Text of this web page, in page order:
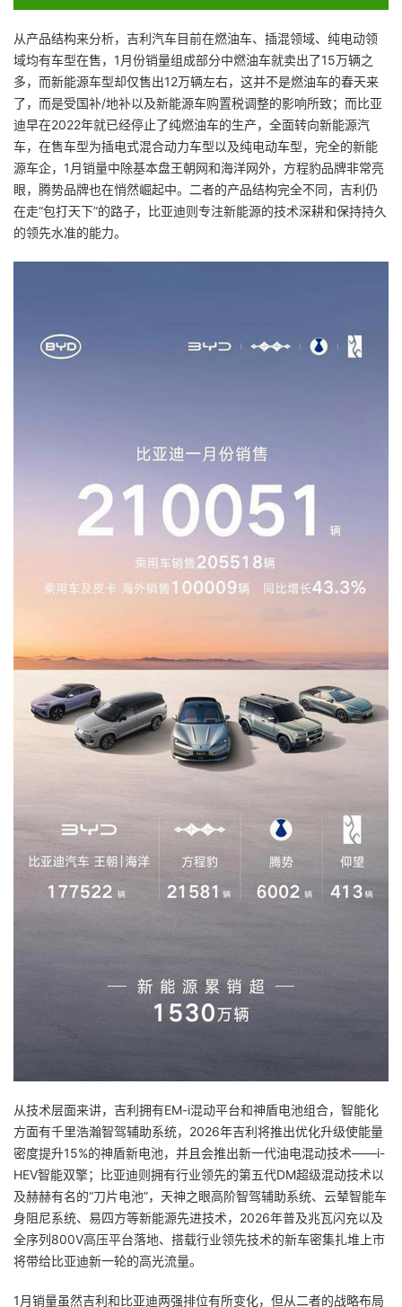
从产品结构来分析，吉利汽车目前在燃油车、插混领域、纯电动领
域均有车型在售，1月份销量组成部分中燃油车就卖出了15万辆之
多，而新能源车型却仅售出12万辆左右，这并不是燃油车的春天来
了，而是受国补/地补以及新能源车购置税调整的影响所致；而比亚
迪早在2022年就已经停止了纯燃油车的生产，全面转向新能源汽
车，在售车型为插电式混合动力车型以及纯电动车型，完全的新能
源车企，1月销量中除基本盘王朝网和海洋网外，方程豹品牌非常亮
眼，腾势品牌也在悄然崛起中。二者的产品结构完全不同，吉利仍
在走“包打天下”的路子，比亚迪则专注新能源的技术深耕和保持持久
的领先水准的能力。
从技术层面来讲，吉利拥有EM-i混动平台和神盾电池组合，智能化
方面有千里浩瀚智驾辅助系统，2026年吉利将推出优化升级使能量
密度提升15%的神盾新电池，并且会推出新一代油电混动技术——i-
HEV智能双擎；比亚迪则拥有行业领先的第五代DM超级混动技术以
及赫赫有名的“刀片电池”，天神之眼高阶智驾辅助系统、云辇智能车
身阻尼系统、易四方等新能源先进技术，2026年普及兆瓦闪充以及
全序列800V高压平台落地、搭载行业领先技术的新车密集扎堆上市
将带给比亚迪新一轮的高光流量。
1月销量虽然吉利和比亚迪两强排位有所变化，但从二者的战略布局